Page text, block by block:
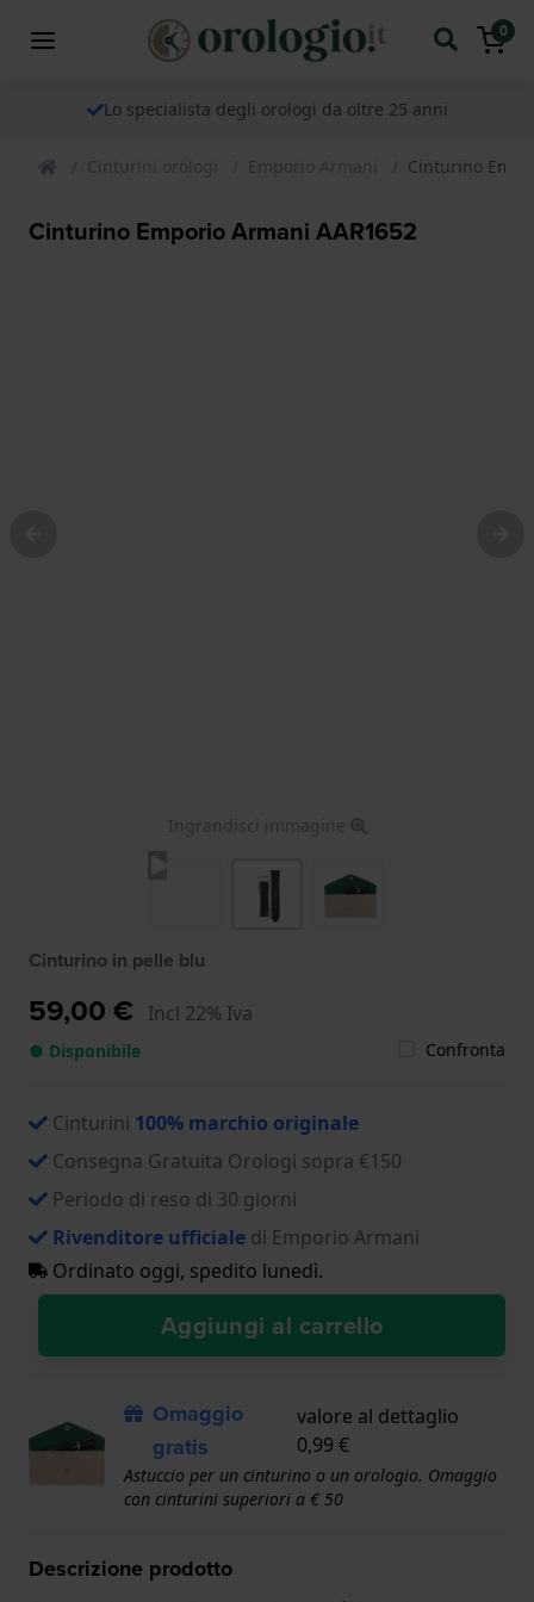
0
Lo specialista degli orologi da oltre 25 anni
Cinturini orologi Emporio Armani Cinturino
Cinturino Emporio Armani AAR1652
Ingrandisci immagine
Cinturino in pelle blu
59,00 € Incl 22% Iva
● Disponibile Confronta
Cinturini 100% marchio originale
Consegna Gratuita Orologi sopra €150
Periodo di reso di 30 giorni
Rivenditore ufficiale di Emporio Armani
Ordinato oggi, spedito lunedì.
Aggiungi al carrello
Omaggio
gratis
valore al dettaglio
0,99 €
Astuccio per un cinturino o un orologio. Omaggio
con cinturini superiori a € 50
Descrizione prodotto